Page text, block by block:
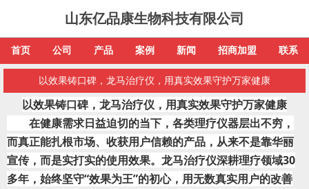
山东亿品康生物科技有限公司
首页 公司 产品 案例 新闻 招商加盟 联系
以效果铸口碑，龙马治疗仪，用真实效果守护万家健康
以效果铸口碑，龙马治疗仪，用真实效果守护万家健康
而真正能扎根市场、收获用户信赖的产品，从来不是靠华丽
宣传，而是实打实的使用效果。龙马治疗仪深耕理疗领域30
多年，始终坚守“效果为王”的初心，用无数真实用户的改善